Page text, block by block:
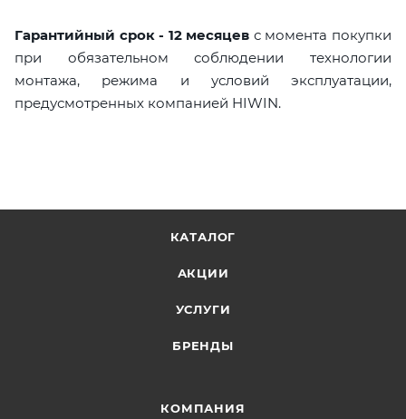
Гарантийный срок - 12 месяцев с момента покупки
при обязательном соблюдении технологии
монтажа, режима и условий эксплуатации,
предусмотренных компанией HIWIN.
КАТАЛОГ
АКЦИИ
УСЛУГИ
БРЕНДЫ
КОМПАНИЯ